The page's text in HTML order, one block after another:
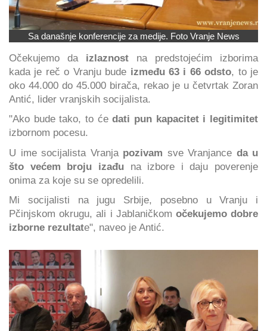
Sa današnje konferencije za medije. Foto Vranje News
Očekujemo da izlaznost na predstojećim izborima
kada je reč o Vranju bude između 63 i 66 odsto, to je
oko 44.000 do 45.000 birača, rekao je u četvrtak Zoran
Antić, lider vranjskih socijalista.
"Ako bude tako, to ćedati pun kapacitet i legitimitet
izbornom pocesu.
U ime socijalista Vranja pozivam sve Vranjance da u
što većem broju izađuna izbore i daju poverenje
onima za koje su se opredelili.
Mi socijalisti na jugu Srbije, posebno u Vranju i
Pčinjskom okrugu, ali i Jablaničkom očekujemo dobre
izborne rezultate", naveo je Antić.